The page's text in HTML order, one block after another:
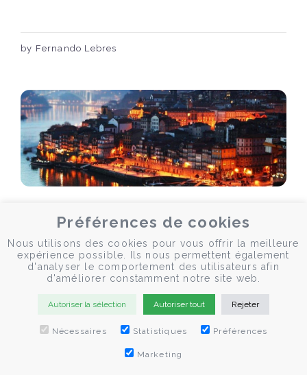
by Fernando Lebres
PORTO: QUE FAIRE À CIDADE INVICTA
La ville Invicta regorge d'expériences qui enrichissent tout
séjour dans le Douro. Voici quelques suggestions
Préférences de cookies
Nous utilisons des cookies pour vous offrir la meilleure
expérience possible. Ils nous permettent également
d'analyser le comportement des utilisateurs afin
d'améliorer constamment notre site web.
Autoriser la sélection Autoriser tout Rejeter
Nécessaires Statistiques Préférences
Marketing